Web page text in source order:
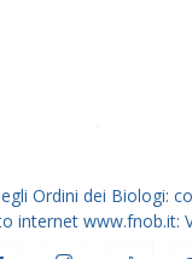
dei
Ordini dei Biologi:
internet www.fnob.it: